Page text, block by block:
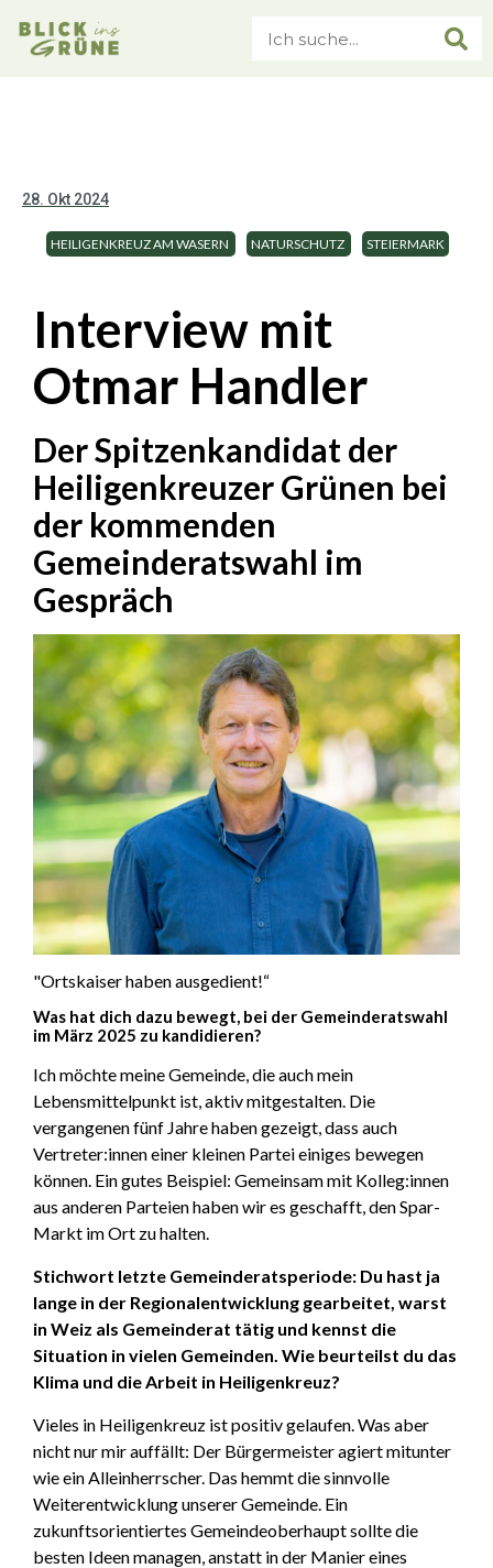
28. Okt 2024
HEILIGENKREUZ AM WASERN NATURSCHUTZ STEIERMARK
Interview mit
Otmar Handler
Der Spitzenkandidat der
Heiligenkreuzer Grünen bei
der kommenden
Gemeinderatswahl im
Gespräch
"Ortskaiser haben ausgedient!“
Was hat dich dazu bewegt, bei der Gemeinderatswahl
im März 2025 zu kandidieren?
Ich möchte meine Gemeinde, die auch mein
Lebensmittelpunkt ist, aktiv mitgestalten. Die
vergangenen fünf Jahre haben gezeigt, dass auch
Vertreter:innen einer kleinen Partei einiges bewegen
können. Ein gutes Beispiel: Gemeinsam mit Kolleg:innen
aus anderen Parteien haben wir es geschafft, den Spar-
Markt im Ort zu halten.
Stichwort letzte Gemeinderatsperiode: Du hast ja
lange in der Regionalentwicklung gearbeitet, warst
in Weiz als Gemeinderat tätig und kennst die
Situation in vielen Gemeinden. Wie beurteilst du das
Klima und die Arbeit in Heiligenkreuz?
Vieles in Heiligenkreuz ist positiv gelaufen. Was aber
nicht nur mir auffällt: Der Bürgermeister agiert mitunter
wie ein Alleinherrscher. Das hemmt die sinnvolle
Weiterentwicklung unserer Gemeinde. Ein
zukunftsorientiertes Gemeindeoberhaupt sollte die
besten Ideen managen, anstatt in der Manier eines